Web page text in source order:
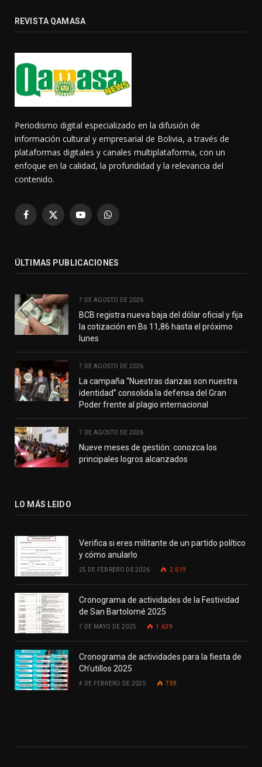
REVISTA QAMASA
Periodismo digital especializado en la difusión de
información cultural y empresarial de Bolivia, a través de
plataformas digitales y canales multiplataforma, con un
enfoque en la calidad, la profundidad y la relevancia del
contenido.
Facebook
X
YouTubeWhatsApp
ÚLTIMAS PUBLICACIONES
7 DE AGOSTO DE 2026
BCB registra nueva baja del dólar oficial y fija
la cotización en Bs 11,86 hasta el próximo
lunes
7 DE AGOSTO DE 2026
La campaña “Nuestras danzas son nuestra
identidad” consolida la defensa del Gran
Poder frente al plagio internacional
7 DE AGOSTO DE 2026
Nueve meses de gestión: conozca los
principales logros alcanzados
LO MÁS LEIDO
Verifica si eres militante de un partido político
y cómo anularlo
25 DE FEBRERO DE 2026 2.619
Cronograma de actividades de la Festividad
de San Bartolomé 2025
7 DE MAYO DE 2025 1.639
Cronograma de actividades para la fiesta de
Ch’utillos 2025
4 DE FEBRERO DE 2025 759